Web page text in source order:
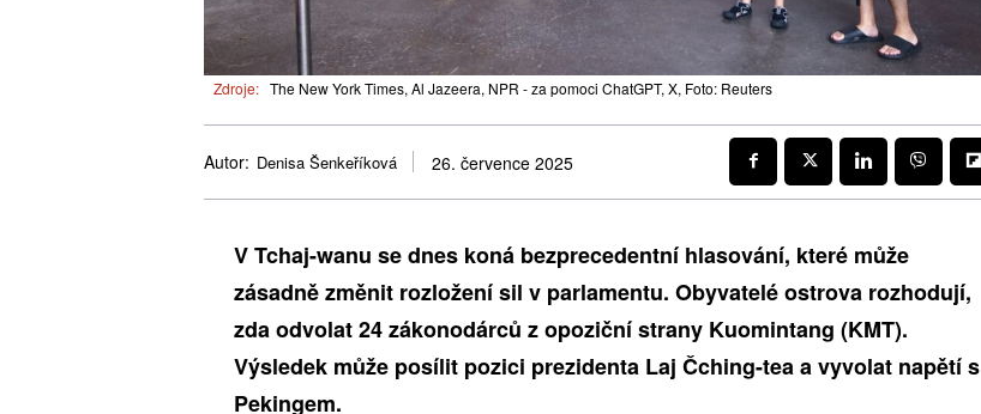
Zdroje: The New York Times, Al Jazeera, NPR - za pomoci ChatGPT, X, Foto: Reuters
Autor: Denisa Šenkeříková 26. července 2025
V Tchaj-wanu se dnes koná bezprecedentní hlasování, které může
zásadně změnit rozložení sil v parlamentu. Obyvatelé ostrova rozhodují,
zda odvolat 24 zákonodárců z opoziční strany Kuomintang (KMT).
Výsledek může posílit pozici prezidenta Laj Čching-tea a vyvolat napětí s
Pekingem.